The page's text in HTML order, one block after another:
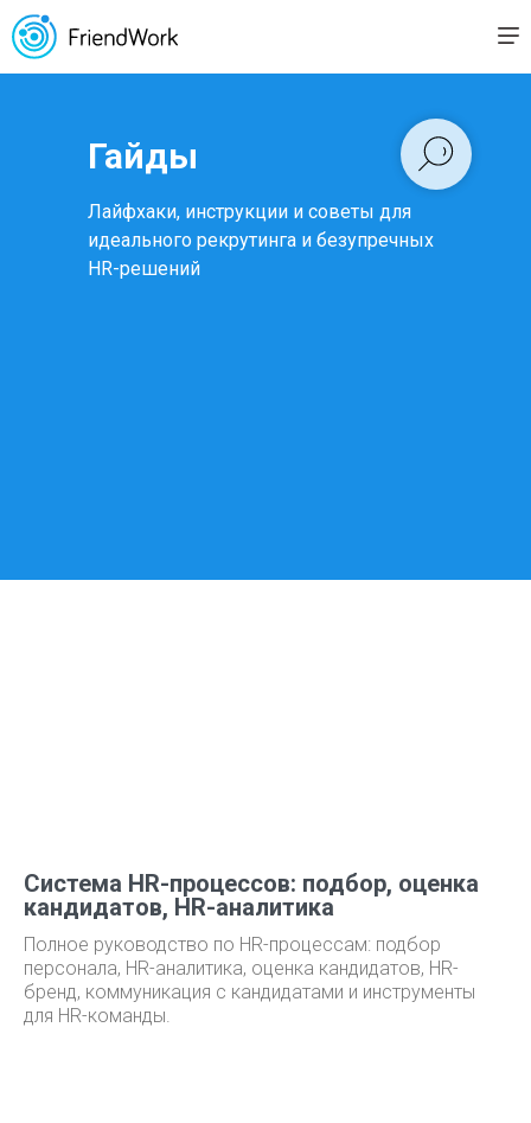
Лайфхаки, инструкции и советы для
идеального рекрутинга и безупречных
HR-решений
Гайды
Система HR-процессов: подбор, оценка
кандидатов, HR-аналитика
Полное руководство по HR-процессам: подбор
персонала, HR-аналитика, оценка кандидатов, HR-
бренд, коммуникация с кандидатами и инструменты
для HR-команды.